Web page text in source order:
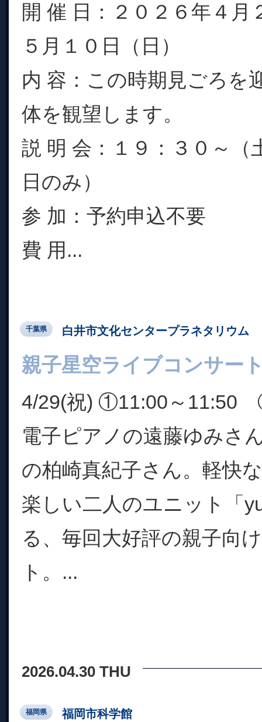
開 催 日：２０２６年４月
５月１０日（日）
内 容：この時期見ごろを
体を観望します。
説 明 会：１９：３０～（
日のみ）
参 加：予約申込不要
費 用...
千葉県 白井市文化センタープラネタリウム
親子星空ライブコンサー
4/29(祝) ①11:00～11:50
電子ピアノの遠藤ゆみさ
の柏崎真紀子さん。軽快
楽しい二人のユニット「
る、毎回大好評の親子向
ト。...
2026.04.30 THU
福岡県 福岡市科学館